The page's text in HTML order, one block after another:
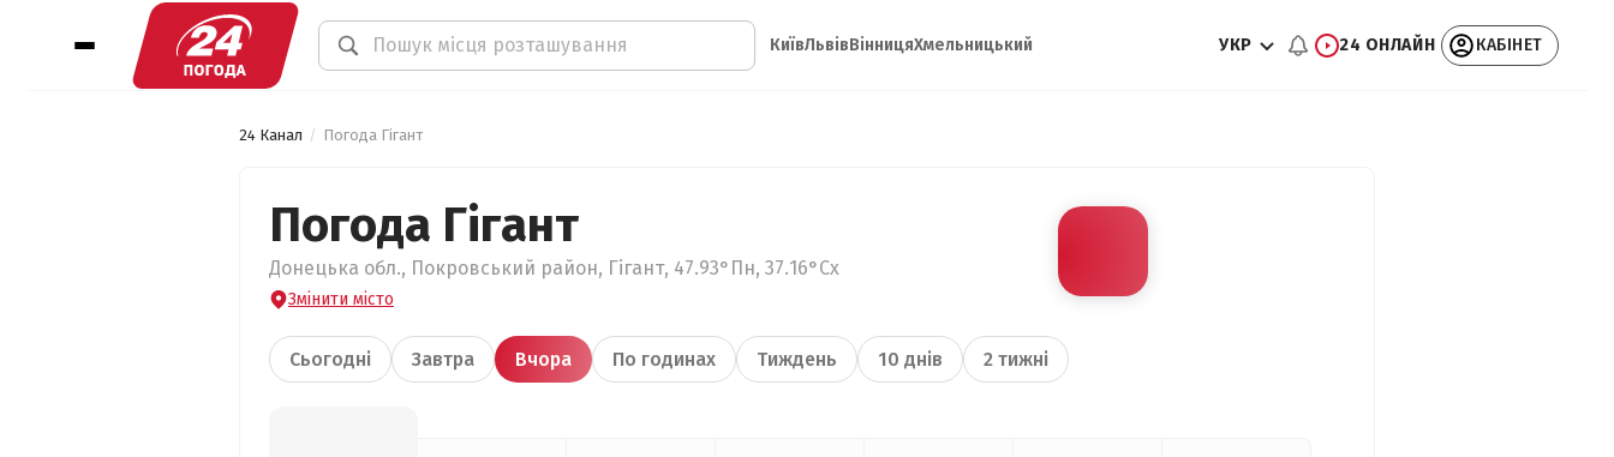
КиївЛьвівВінницяХмельницький УКР 24 ОНЛАЙН КАБІНЕТ
24 Канал Погода Гігант
Погода Гігант
Донецька обл., Покровський район, Гігант, 47.93°Пн, 37.16°Сх
Змінити місто
Сьогодні Завтра Вчора По годинах Тиждень 10 днів 2 тижні